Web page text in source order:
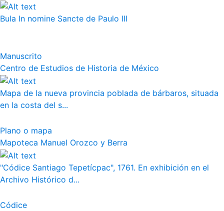
Bula In nomine Sancte de Paulo III
Manuscrito
Centro de Estudios de Historia de México
Mapa de la nueva provincia poblada de bárbaros, situada
en la costa del s...
Plano o mapa
Mapoteca Manuel Orozco y Berra
"Códice Santiago Tepetícpac", 1761. En exhibición en el
Archivo Histórico d...
Códice